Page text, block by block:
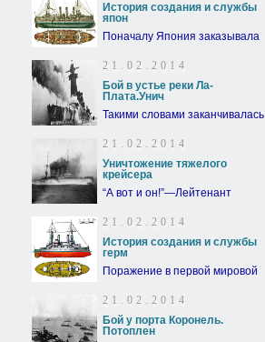
История создания и службы
япон
Поначалу Япония заказывала
21.02.2014
Бой в устье реки Ла-
Плата.Унич
Такими словами заканчивалась
21.02.2014
Уничтожение тяжелого
крейсера
“А вот и он!”—Лейтенант
21.02.2014
История создания и службы
герм
Поражение в первой мировой
21.02.2014
Бой у порта Коронель.
Потоплен